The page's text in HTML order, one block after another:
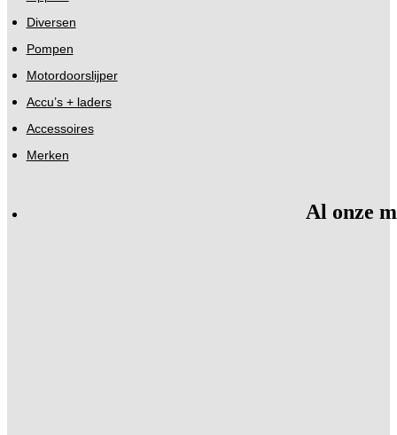
Diversen
Pompen
Motordoorslijper
Accu’s + laders
Accessoires
Merken
Al onze